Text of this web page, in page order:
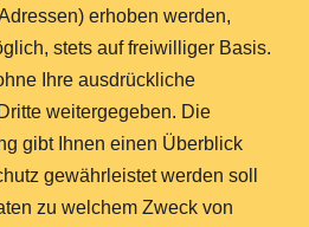
erhoben werden,
stets auf freiwilliger Basis.
Ihre ausdrückliche
weitergegeben. Die
gibt Ihnen einen Überblick
gewährleistet werden soll
zu welchem Zweck von